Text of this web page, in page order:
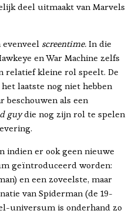
deel uitmaakt van Marvels
screentime. In die
en War Machine zelfs
relatief kleine rol speelt. De
laatste nog niet hebben
beschouwen als een
guydie nog zijn rol te spelen
indien er ook geen nieuwe
geïntroduceerd worden:
en een zoveelste, maar
van Spiderman (de 19-
universum is onderhand zo